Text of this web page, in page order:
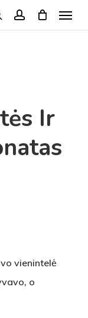
Menu
Ir
vienintelė
o